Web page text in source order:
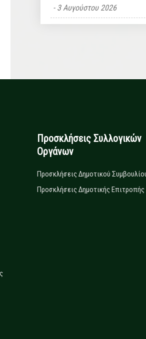
3 Αυγούστου 2026
Προσκλήσεις Συλλογικών
Οργάνων
Προσκλήσεις Δημοτικού
Προσκλήσεις Δημοτικής Επιτροπής